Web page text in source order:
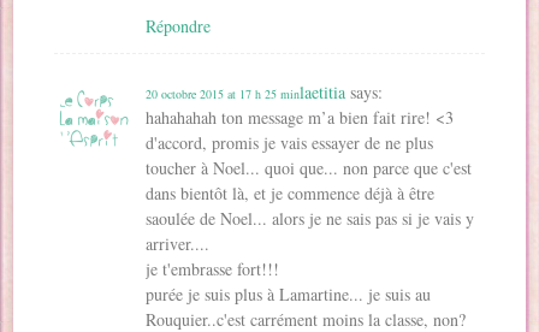
Répondre
laetitia says:
20 octobre 2015 at 17 h 25 min
hahahahah ton message m’a bien fait rire! <3
d'accord, promis je vais essayer de ne plus
toucher à Noel... quoi que... non parce que c'est
dans bientôt là, et je commence déjà à être
saoulée de Noel... alors je ne sais pas si je vais y
arriver....
je t'embrasse fort!!!
purée je suis plus à Lamartine... je suis au
Rouquier..c'est carrément moins la classe, non?